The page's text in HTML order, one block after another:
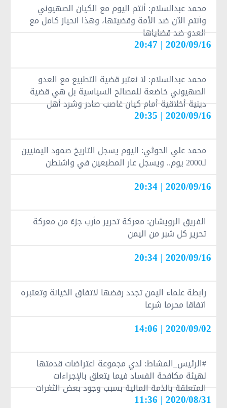
محمد عبدالسلام: أنتم اليوم مع الكيان الصهيوني
وأنتم الآن ضد الأمة وقضيتها، وهذا انحياز كامل مع
العدو ضد قضاياها
2020/09/16 | 20:47
محمد عبدالسلام: لا نعتبر قضية التطبيع مع العدو
الصهيوني خاضعة للمصالح السياسية بل هي قضية
دينية أخلاقية أمام كيان غاصب صادر وشرد أهل
فلسطين وفي سجونه آلاف الفلسطينيين
2020/09/16 | 20:35
محمد علي الحوثي: اليوم يسجل التاريخ صمود اليمنيين
لـ2000 يوم.. ويسجل عار المطبعين في واشنطن
2020/09/16 | 20:34
الفريق الرويشان: معركة تحرير مأرب جزءٌ من معركة
تحرير كل شبر من اليمن
2020/09/16 | 20:34
رابطة علماء اليمن تجدد رفضها لاتفاق الخيانة وتعتبره
اتفاقا محرما شرعا
2020/09/02 | 14:06
#الرئيس_المشاط: لدي مجموعة اعتراضات قدمتها
لهيئة مكافحة الفساد فيما يتعلق بالإجراءات
المتعلقة بالذمة المالية بسبب وجود بعض الثغرات
2020/08/31 | 11:36